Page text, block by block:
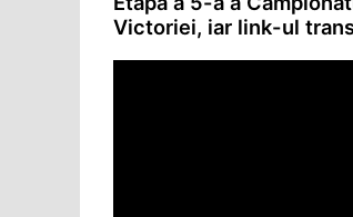
Victoriei, iar link-ul